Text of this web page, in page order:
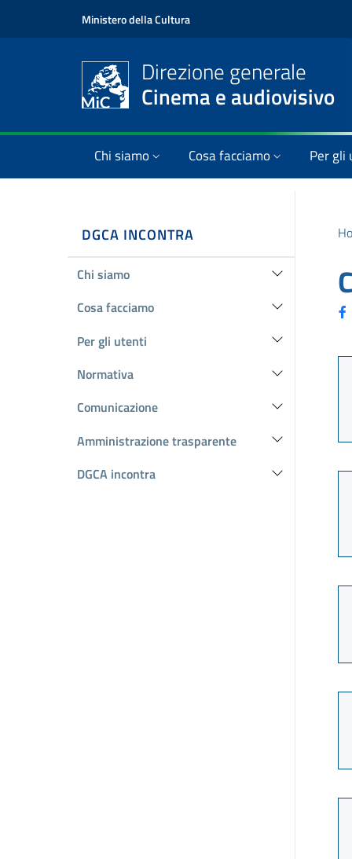
Ministero della Cultura
Direzione generale
Cinema e audiovisivo
Chi siamo Cosa facciamo Per gli
DGCA INCONTRA
Chi siamo
Cosa facciamo
Per gli utenti
Normativa
Comunicazione
Amministrazione trasparente
DGCA incontra